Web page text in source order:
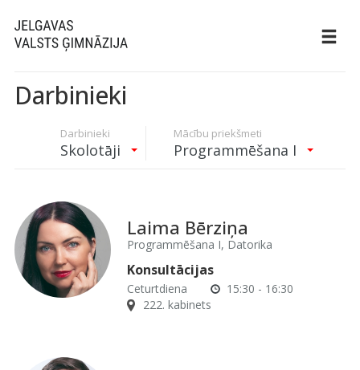
Darbinieki
Darbinieki
Skolotāji
Mācību priekšmeti
Programmēšana I
Laima Bērziņa
Programmēšana I, Datorika
Konsultācijas
Ceturtdiena
15:30 - 16:30
222. kabinets